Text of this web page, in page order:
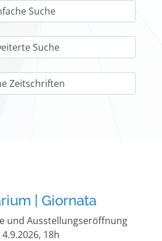
Suche
Zeitschriften
| Giornata
und Ausstellungseröffnung
4.9.2026, 18h